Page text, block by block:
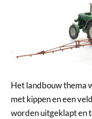
Het landbouw thema
met kippen en een
worden uitgeklapt en